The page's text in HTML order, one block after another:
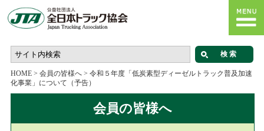
HOME> 会員の皆様へ> 令和５年度「低炭素型ディーゼルトラック普及加速
化事業」について（予告）
会員の皆様へ